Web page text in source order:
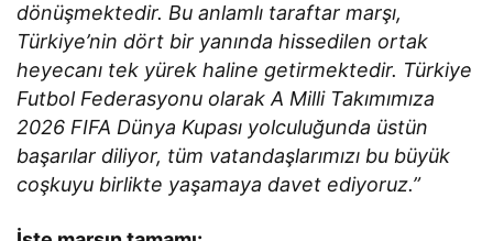
dönüşmektedir. Bu anlamlı taraftar marşı,
Türkiye’nin dört bir yanında hissedilen ortak
heyecanı tek yürek haline getirmektedir. Türkiye
Futbol Federasyonu olarak A Milli Takımımıza
2026 FIFA Dünya Kupası yolculuğunda üstün
başarılar diliyor, tüm vatandaşlarımızı bu büyük
coşkuyu birlikte yaşamaya davet ediyoruz.”